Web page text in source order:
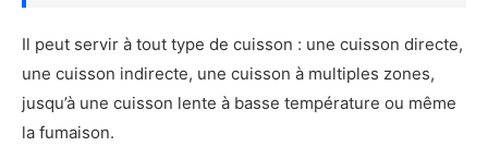
Il peut servir à tout type de cuisson : une cuisson directe,
une cuisson indirecte, une cuisson à multiples zones,
jusqu’à une cuisson lente à basse température ou même
la fumaison.